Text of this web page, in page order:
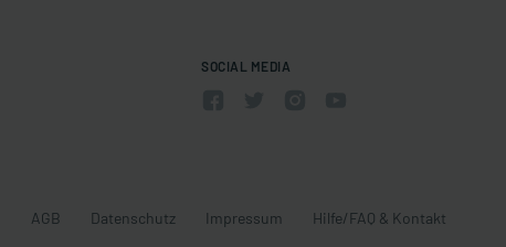
SOCIAL MEDIA
AGB Datenschutz Impressum Hilfe/FAQ & Kontakt